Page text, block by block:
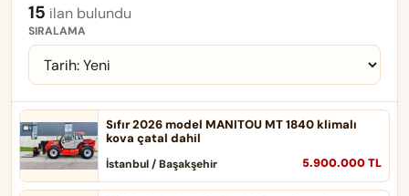
15 ilan bulundu
SIRALAMA
Sıfır 2026 model MANITOU MT 1840 klimalı
kova çatal dahil
5.900.000 TL
İstanbul / Başakşehir